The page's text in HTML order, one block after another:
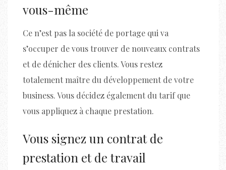
vous-même
Ce n’est pas la société de portage qui va
s’occuper de vous trouver de nouveaux contrats
et de dénicher des clients. Vous restez
totalement maître du développement de votre
business. Vous décidez également du tarif que
vous appliquez à chaque prestation.
Vous signez un contrat de
prestation et de travail